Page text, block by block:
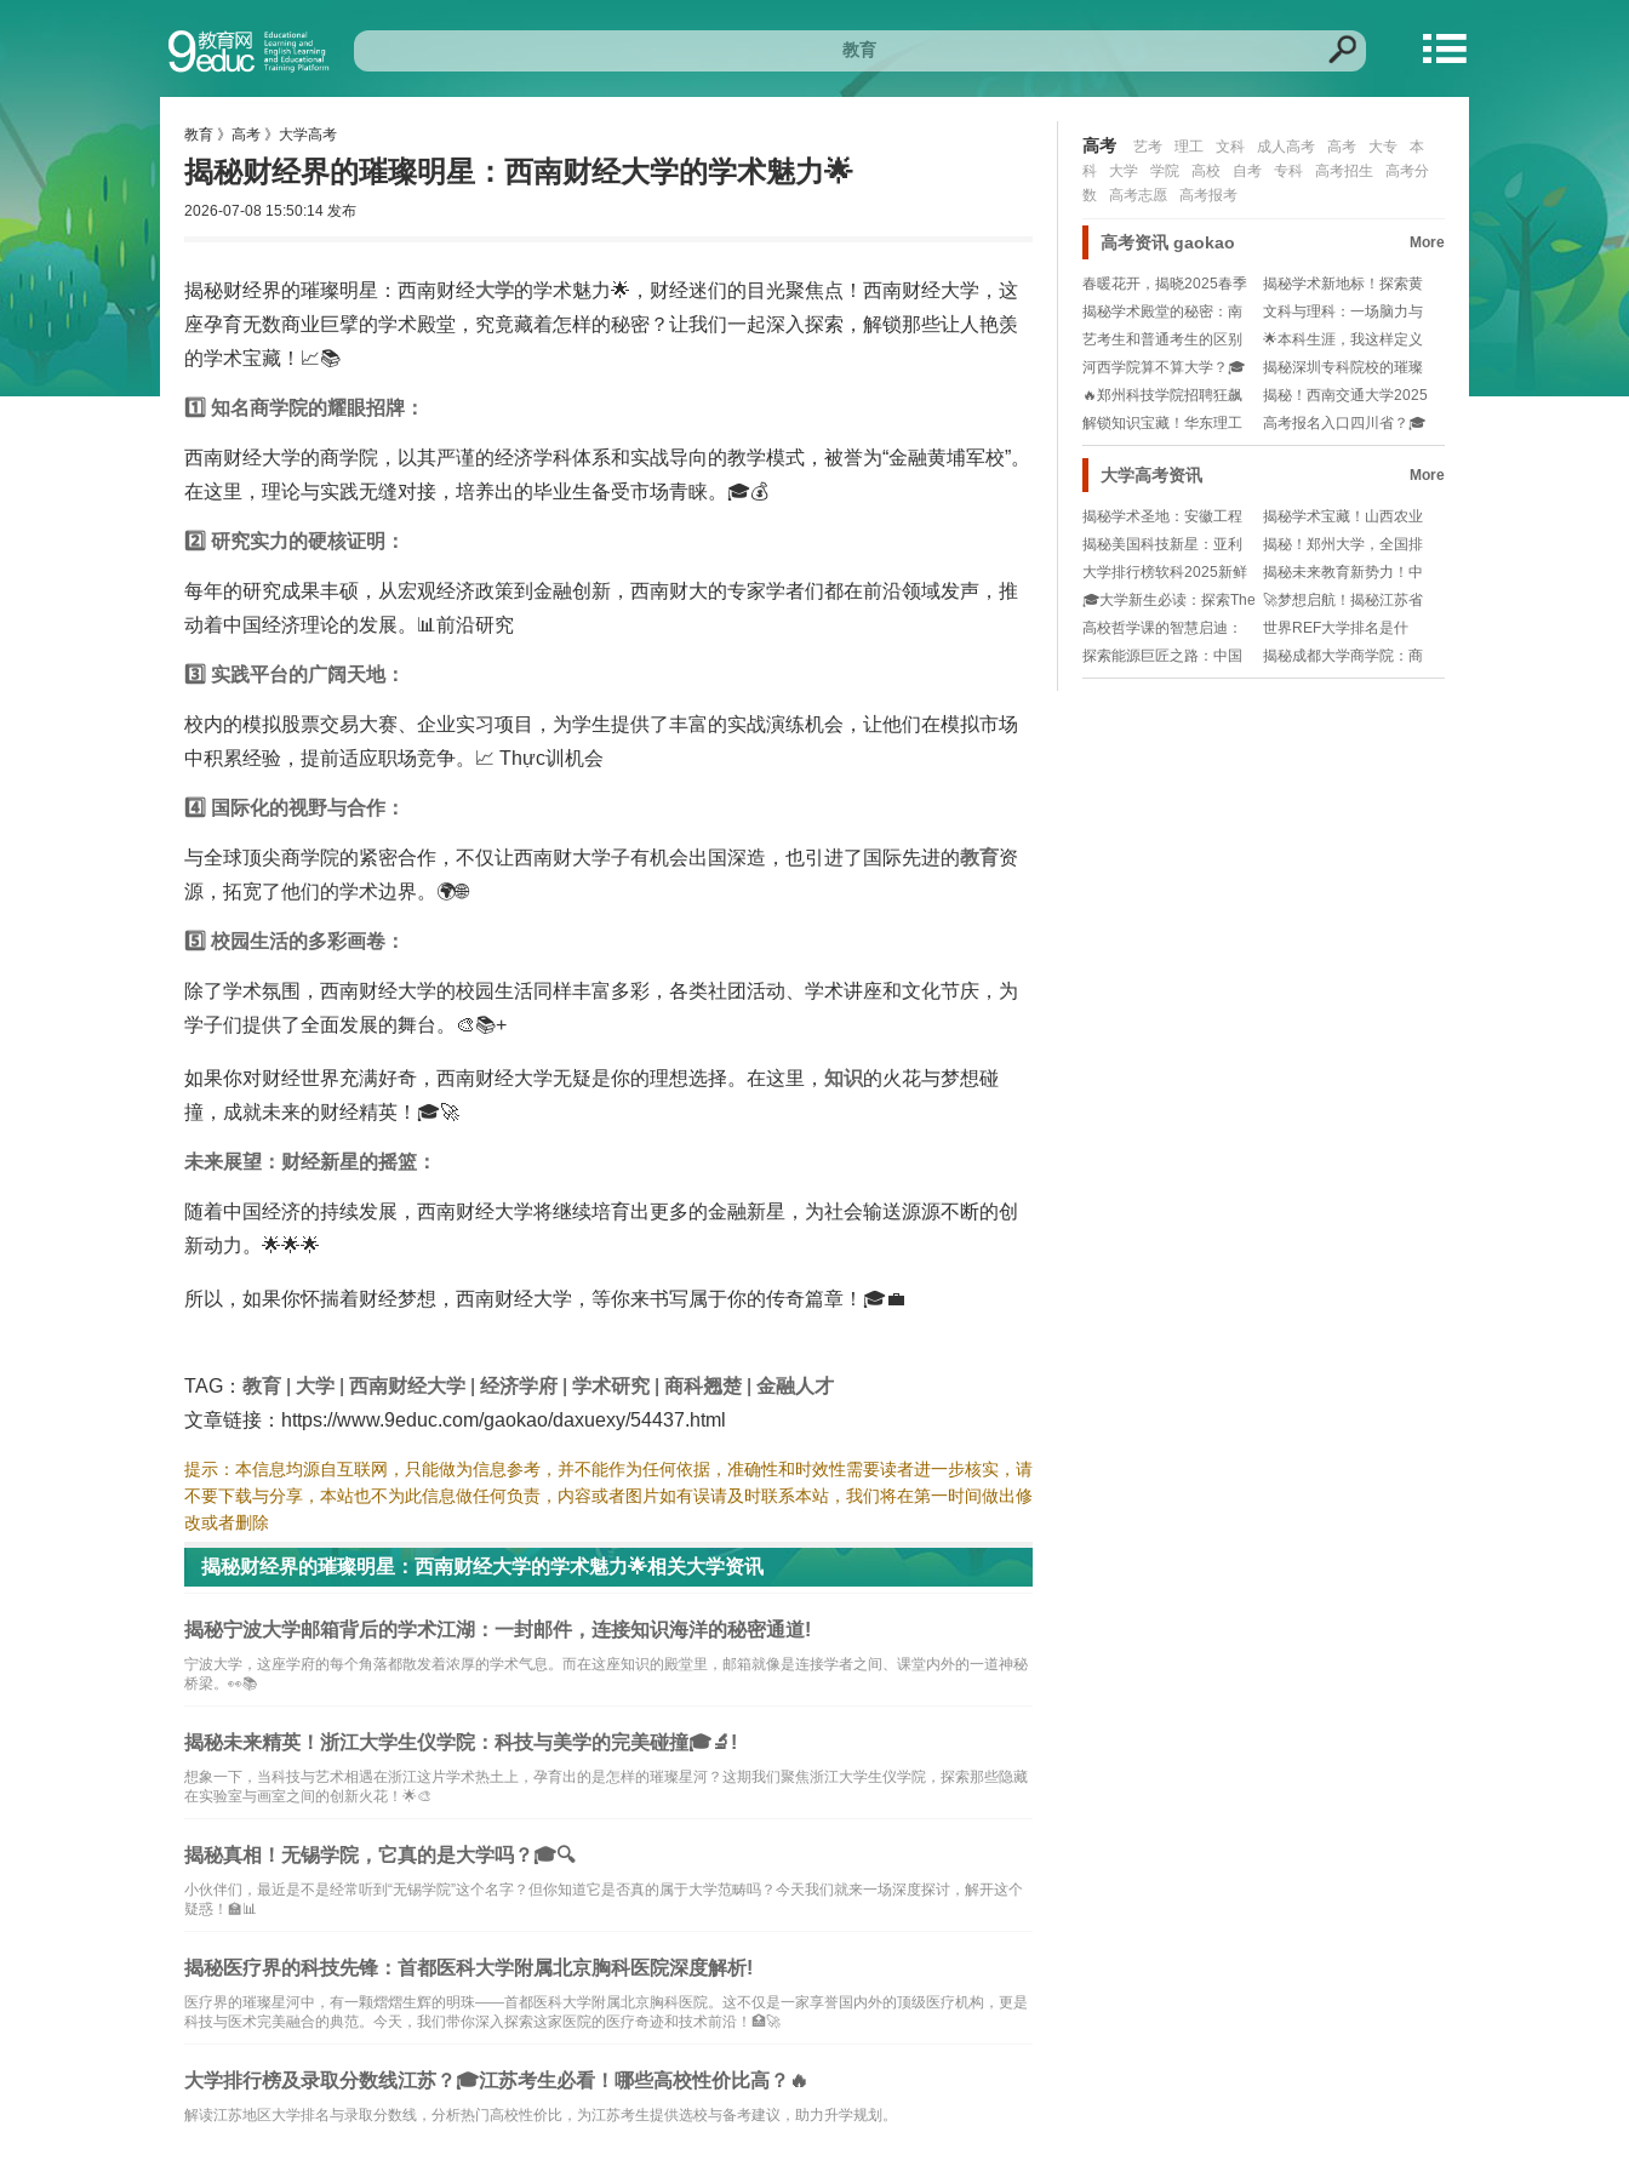
教育 》 高考 》 大学高考
揭秘财经界的璀璨明星：西南财经大学的学术魅力🌟
2026-07-08 15:50:14 发布
揭秘财经界的璀璨明星：西南财经大学的学术魅力🌟，财经迷们的目光聚焦点！西南财经大学，这
座孕育无数商业巨擘的学术殿堂，究竟藏着怎样的秘密？让我们一起深入探索，解锁那些让人艳羡
的学术宝藏！📈📚
1️⃣ 知名商学院的耀眼招牌：
西南财经大学的商学院，以其严谨的经济学科体系和实战导向的教学模式，被誉为“金融黄埔军校”。
在这里，理论与实践无缝对接，培养出的毕业生备受市场青睐。🎓💰
2️⃣ 研究实力的硬核证明：
每年的研究成果丰硕，从宏观经济政策到金融创新，西南财大的专家学者们都在前沿领域发声，推
动着中国经济理论的发展。📊前沿研究
3️⃣ 实践平台的广阔天地：
校内的模拟股票交易大赛、企业实习项目，为学生提供了丰富的实战演练机会，让他们在模拟市场
中积累经验，提前适应职场竞争。📈 Thực训机会
4️⃣ 国际化的视野与合作：
与全球顶尖商学院的紧密合作，不仅让西南财大学子有机会出国深造，也引进了国际先进的教育资
源，拓宽了他们的学术边界。🌍🌐
5️⃣ 校园生活的多彩画卷：
除了学术氛围，西南财经大学的校园生活同样丰富多彩，各类社团活动、学术讲座和文化节庆，为
学子们提供了全面发展的舞台。🎨📚+
如果你对财经世界充满好奇，西南财经大学无疑是你的理想选择。在这里， 知识的火花与梦想碰
撞，成就未来的财经精英！🎓🚀
未来展望：财经新星的摇篮：
随着中国经济的持续发展，西南财经大学将继续培育出更多的金融新星，为社会输送源源不断的创
新动力。🌟🌟🌟
所以，如果你怀揣着财经梦想，西南财经大学，等你来书写属于你的传奇篇章！🎓💼
TAG： 教育 大学 西南财经大学 经济学府 学术研究 商科翘楚
金融人才
文章链接：https://www.9educ.com/gaokao/daxuexy/54437.html
提示：本信息均源自互联网，只能做为信息参考，并不能作为任何依据，准确性和时效性需要读者进一步核实，请
不要下载与分享，本站也不为此信息做任何负责，内容或者图片如有误请及时联系本站，我们将在第一时间做出修
改或者删除
揭秘财经界的璀璨明星：西南财经大学的学术魅力🌟相关大学资讯
揭秘宁波大学邮箱背后的学术江湖：一封邮件，连接知识海洋的秘密通道!
宁波大学，这座学府的每个角落都散发着浓厚的学术气息。而在这座知识的殿堂里，邮箱就像是连接学者之间、课堂内外的一道神秘
桥梁。👀📚
揭秘未来精英！浙江大学生仪学院：科技与美学的完美碰撞🎓🔬!
想象一下，当科技与艺术相遇在浙江这片学术热土上，孕育出的是怎样的璀璨星河？这期我们聚焦浙江大学生仪学院，探索那些隐藏
在实验室与画室之间的创新火花！🌟🎨
揭秘真相！无锡学院，它真的是大学吗？🎓🔍
小伙伴们，最近是不是经常听到“无锡学院”这个名字？但你知道它是否真的属于大学范畴吗？今天我们就来一场深度探讨，解开这个
疑惑！🏫📊
揭秘医疗界的科技先锋：首都医科大学附属北京胸科医院深度解析!
医疗界的璀璨星河中，有一颗熠熠生辉的明珠——首都医科大学附属北京胸科医院。这不仅是一家享誉国内外的顶级医疗机构，更是
科技与医术完美融合的典范。今天，我们带你深入探索这家医院的医疗奇迹和技术前沿！🏥🚀
大学排行榜及录取分数线江苏？🎓江苏考生必看！哪些高校性价比高？🔥
解读江苏地区大学排名与录取分数线，分析热门高校性价比，为江苏考生提供选校与备考建议，助力升学规划。
高考 艺考 理工 文科 成人高考 高考 大专
本
科
大学 学院 高校 自考 专科 高考招生
高考分
数
高考志愿 高考报考
高考资讯 gaokao More
春暖花开，揭晓2025春季
高考分数线背后
揭秘学术新地标！探索黄
淮学院官网首页的科
揭秘学术殿堂的秘密：南
安普顿大学官网深度
文科与理科：一场脑力与
逻辑的双面奏鸣曲🎵
艺考生和普通考生的区别
中考？🎨音乐美术舞
🌟本科生涯，我这样定义
自己：一份毕业自鉴
河西学院算不算大学？🎓
那些关于大学的疑问
揭秘深圳专科院校的璀璨
星河🎓深圳大专院校
🔥郑州科技学院招聘狂飙
突进！未来之星，等
揭秘！西南交通大学2025
年分数线大猜想
解锁知识宝藏！华东理工
继续教育学院带你探
高考报名入口四川省？🎓
如何顺利报名？快收
大学高考资讯 More
揭秘学术圣地：安徽工程
大学，你的知识之旅启航
点!
揭秘学术宝藏！山西农业
大学图书馆探秘之旅📚🔍
揭秘美国科技新星：亚利
桑那州立大学的创新引擎
🚀
揭秘！郑州大学，全国排
名新星璀璨，学术实力究
竟如何？🏆📚
大学排行榜软科2025新鲜
出炉！🎓哪些高校上榜
了？🔥
揭秘未来教育新势力！中
国大学的创新转型全景解
析🎓🚀
🎓大学新生必读：探索The
Univeristy Experience -
🚀梦想启航！揭秘江苏省
大学生创新创业训练计划
平台的奇幻之旅🎓
高校哲学课的智慧启迪：
探索心灵的无尽宇宙🌌📚
世界REF大学排名是什
么？🎓英国科研实力的权
威榜单！✨
探索能源巨匠之路：中国
石油大学北京石油工程学
揭秘成都大学商学院：商
界新星的摇篮🌟